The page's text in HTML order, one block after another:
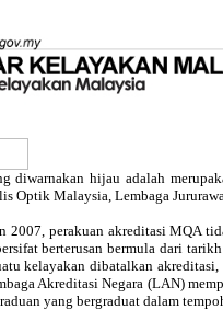
diwarnakan hijau adalah
Optik Malaysia, Lembaga
perakuan akreditasi MQA
berterusan bermula dari
kelayakan dibatalkan
Akreditasi Negara (LAN)
yang bergraduat dalam